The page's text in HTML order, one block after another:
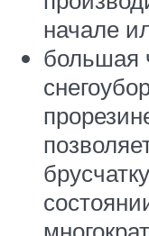
начале
большая